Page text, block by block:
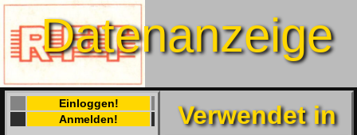
Datenanzeige
Einloggen!
Anmelden!
Verwendet in